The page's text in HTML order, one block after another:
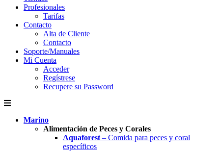
Profesionales
Tarifas
Contacto
Alta de Cliente
Contacto
Soporte/Manuales
Mi Cuenta
Acceder
Regístrese
Recupere su Password
Marino
Alimentación de Peces y Corales
Aquaforest – Comida para peces y coral
específicos